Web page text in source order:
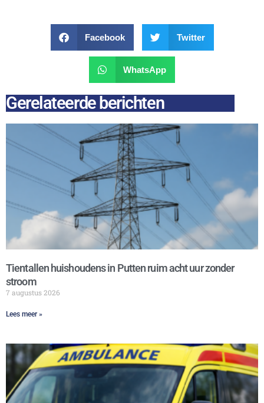
Facebook Twitter
WhatsApp
Gerelateerde berichten
Tientallen huishoudens in Putten ruim acht uur zonder
stroom
7 augustus 2026
Lees meer »